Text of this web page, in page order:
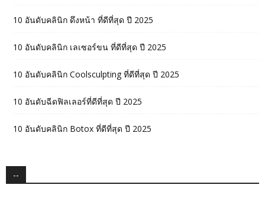
10 อันดับคลินิก ดึงหน้า ที่ดีที่สุด ปี 2025
10 อันดับคลินิก เลเซอร์ขน ที่ดีที่สุด ปี 2025
10 อันดับคลินิก Coolsculpting ที่ดีที่สุด ปี 2025
10 อันดับฉีดฟิลเลอร์ที่ดีที่สุด ปี 2025
10 อันดับคลินิก Botox ที่ดีที่สุด ปี 2025
--